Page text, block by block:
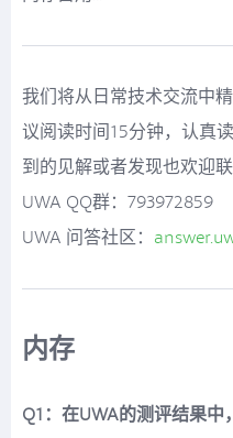
我们将从日常技术交流中
议阅读时间15分钟，认真
到的见解或者发现也欢迎
UWA QQ群：793972859
UWA 问答社区：
内存
Q1：在UWA的测评结果